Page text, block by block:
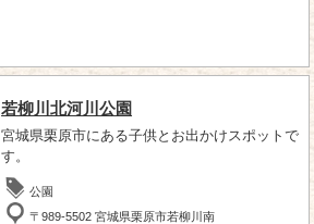
若柳川北河川公園
宮城県栗原市にある子供とお出かけスポットで
す。
公園
〒989-5502 宮城県栗原市若柳川南